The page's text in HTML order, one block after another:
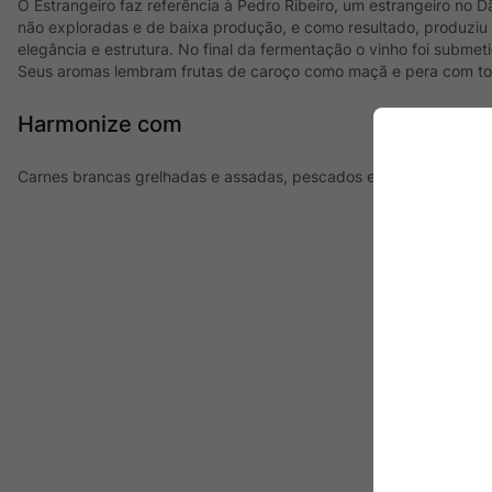
O Estrangeiro faz referência à Pedro Ribeiro, um estrangeiro no
não exploradas e de baixa produção, e como resultado, produziu
elegância e estrutura. No final da fermentação o vinho foi
Seus aromas lembram frutas de caroço como maçã e pera com
Harmonize com
Carnes brancas grelhadas e assadas, pescados e frutos do mar,